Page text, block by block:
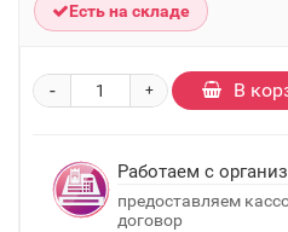
Есть на складе
+
- В
Работаем с
предоставляем
договор